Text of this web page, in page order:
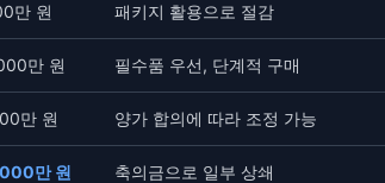
만 원 패키지 활용으로 절감
만 원 필수품 우선, 단계적 구매
만 원 양가 합의에 따라 조정 가능
만 원 축의금으로 일부 상쇄